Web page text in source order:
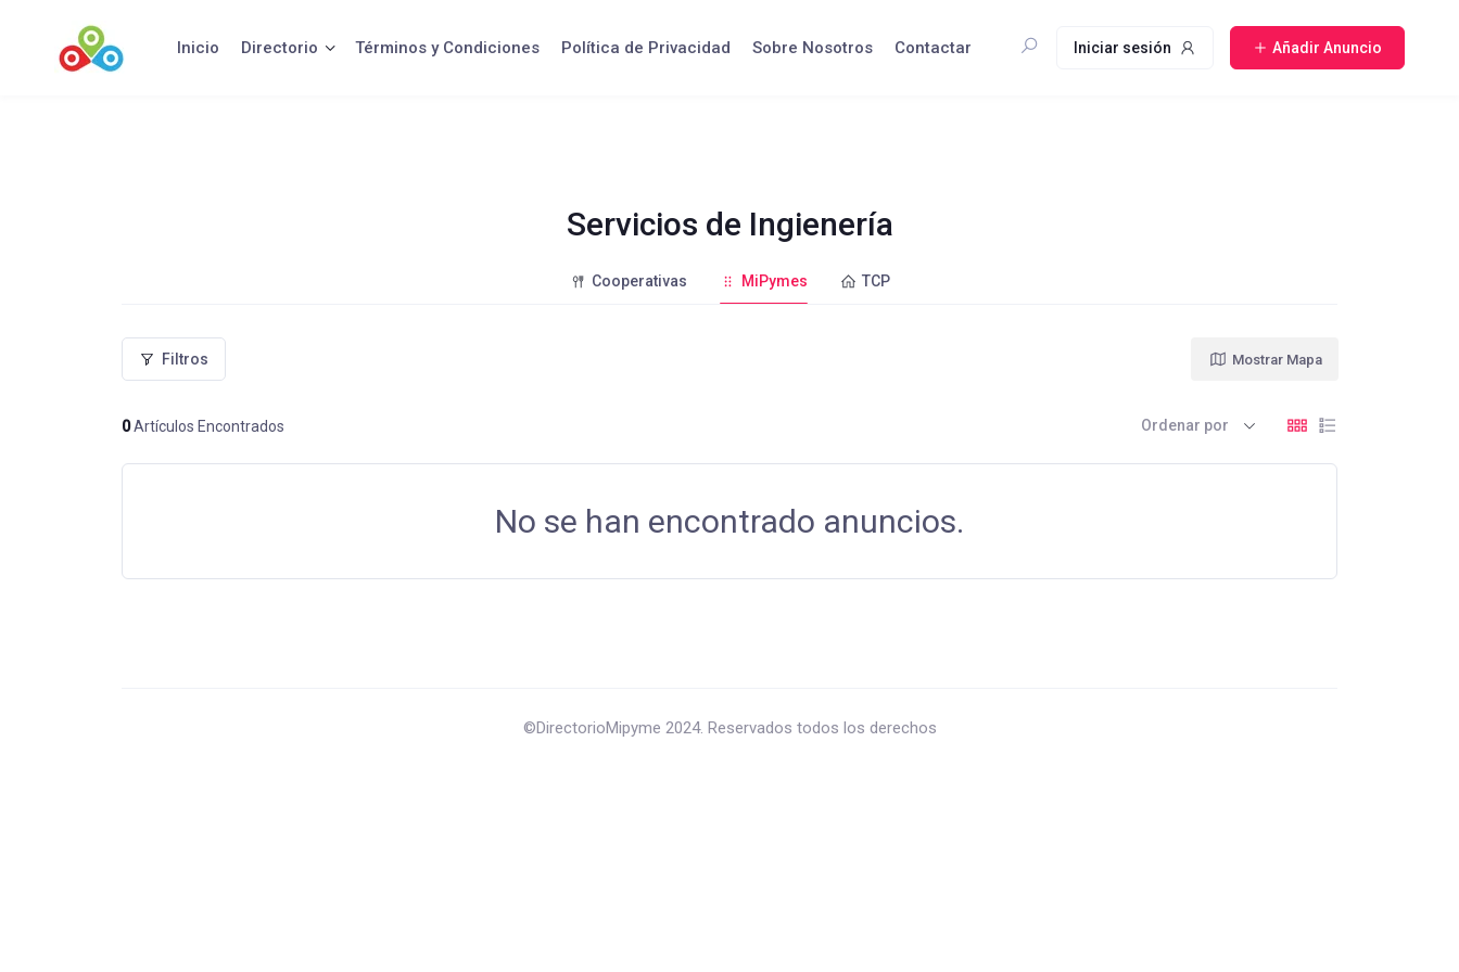
contenido
Inicio Directorio Términos y Condiciones Política de Privacidad Sobre Nosotros Contactar Iniciar sesión Añadir Anuncio
Servicios de Ingienería
Cooperativas MiPymes TCP
Filtros
0Artículos Encontrados
Mostrar Mapa
Ordenar por
No se han encontrado anuncios.
©DirectorioMipyme 2024. Reservados todos los derechos